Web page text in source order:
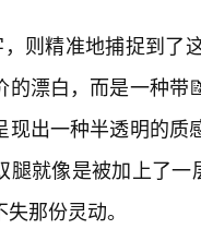
，则精准地捕捉到
的漂白，而是一种
现出一种半透明的
腿就像是被加上了
那份灵动。